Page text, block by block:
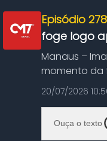
Episódio
foge logo
Manaus –
momento da
noite deste
20/07/2026
Ouça o texto